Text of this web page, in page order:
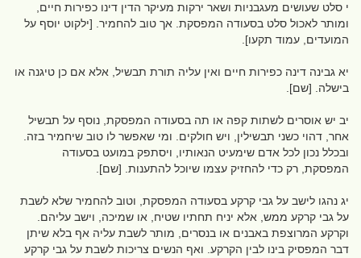
י סלט שעושים מעגבניות ושאר ירקות מעיקר הדין דינו כפירות חיים,
ומותר לאכול סלט בסעודה המפסקת. אך טוב להחמיר. [ילקוט יוסף על
המועדים, עמוד תקעו].
יא גבינה דינה כפירות חיים ואין עליה תורת תבשיל, אלא אם כן טיגנה או
בישלה. [שם].
יב יש אוסרים לשתות קפה או תה בסעודה המפסקת, נוסף על תבשיל
אחר, דהוי כשני תבשילין, ויש חולקים. ומי שאפשר לו טוב שיחמיר בזה.
ובכלל נכון לכל אדם שימעיט הנאותיו, ויסתפק במועט בסעודה
המפסקת, רק כדי להחזיק עצמו שיוכל להתענות. [שם].
יג נהגו לישב על גבי קרקע בסעודה המפסקת, וטוב להחמיר שלא לשבת
על גבי קרקע ממש, אלא יניח תחתיו שטיח, או שמיכה, וישב עליהם.
וקרקע המרוצפת באבנים או בנסרים, מותר לשבת עליה אף בלא שיתן
דבר המפסיק בינו לבין הקרקע. ואף הנשים צריכות לשבת על גבי קרקע